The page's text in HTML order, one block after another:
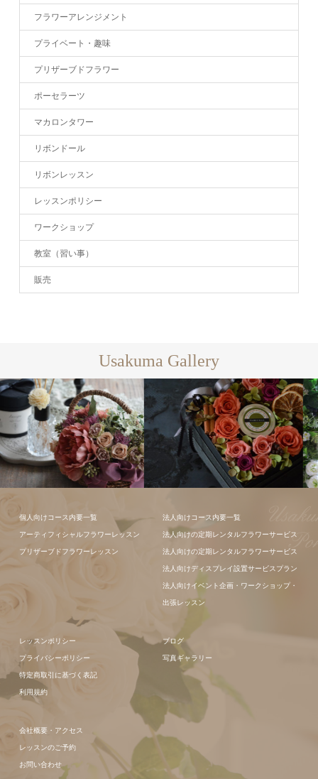
フラワーアレンジメント
プライベート・趣味
プリザーブドフラワー
ポーセラーツ
マカロンタワー
リボンドール
リボンレッスン
レッスンポリシー
ワークショップ
教室（習い事）
販売
Usakuma Gallery
ンジメント
ンジメント
個人向けコース内要一覧
アーティフィシャルフラワーレッスン
プリザーブドフラワーレッスン
法人向けコース内要一覧
法人向けの定期レンタルフラワーサービス
法人向けの定期レンタルフラワーサービス
法人向けディスプレイ設置サービスプラン
法人向けイベント企画・ワークショップ・
出張レッスン
レッスンポリシー
プライバシーポリシー
特定商取引に基づく表記
利用規約
ブログ
写真ギャラリー
会社概要・アクセス
レッスンのご予約
お問い合わせ